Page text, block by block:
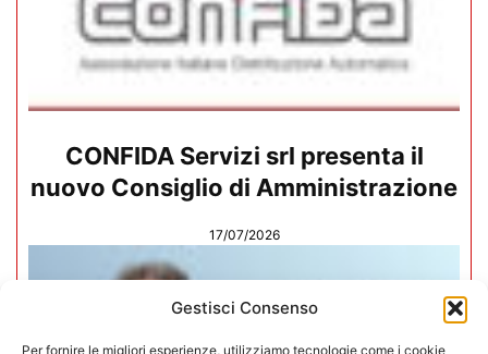
Gestisci Consenso
Per fornire le migliori esperienze, utilizziamo tecnologie come i cookie
CONFIDA Servizi srl presenta il
nuovo Consiglio di Amministrazione
17/07/2026